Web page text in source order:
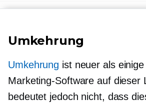
Umkehrung
Umkehrung ist neuer als
Marketing-Software auf dieser
bedeutet jedoch nicht, dass